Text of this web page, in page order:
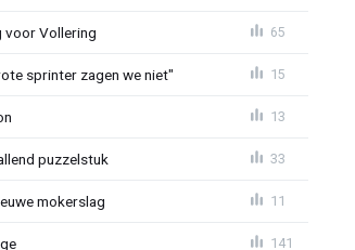
voor Vollering 65
sprinter zagen we niet" 15
13
puzzelstuk 33
mokerslag 11
141